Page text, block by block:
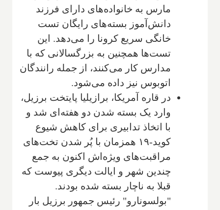
مارس به خانواده‌های دارای فرزند
دانش‌آموز بسته‌های رایگان تست
خانگی سریع کرونا را می‌دهد. این
تست‌ها همچنین به بزرگسالانی که با
مدارس کار می‌کنند، از جمله رانندگان
اتوبوس نیز داده می‌شود.
در قاره آمریکا، برازیلیا پایتخت برزیل،
وارد یک بسته شدن دو هفته‌ای شد و
با اتخاذ تدابیری برای کاهش شیوع
کوید-۱۹ همزمان با پُر شدن تخت‌های
مراقبت‌های ویژه‌اش اکنون به جمع
چندین شهر و ایالت دیگری پیوست که
قبلا به ناچار بسته شده بودند.
"بولسونارو" رئیس جمهور برزیل بار